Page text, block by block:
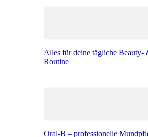
Alles für deine tägliche Beauty-
Routine
Oral-B – professionelle